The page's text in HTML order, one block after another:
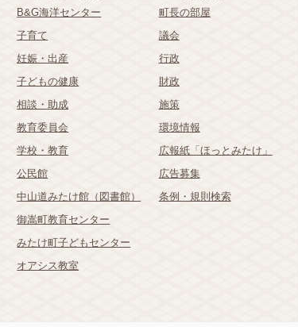
B&G海洋センター
子育て
妊娠・出産
子どもの健康
相談・助成
教育委員会
学校・教育
公民館
中山道みたけ館（図書館）
御嵩町教育センター
みたけ町子どもセンター
オアシス教室
町長の部屋
議会
行政
財政
施策
環境情報
広報紙「ほっとみたけ」
広告募集
条例・規則検索